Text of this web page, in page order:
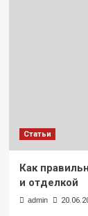
Статьи
Как
и отделкой
admin